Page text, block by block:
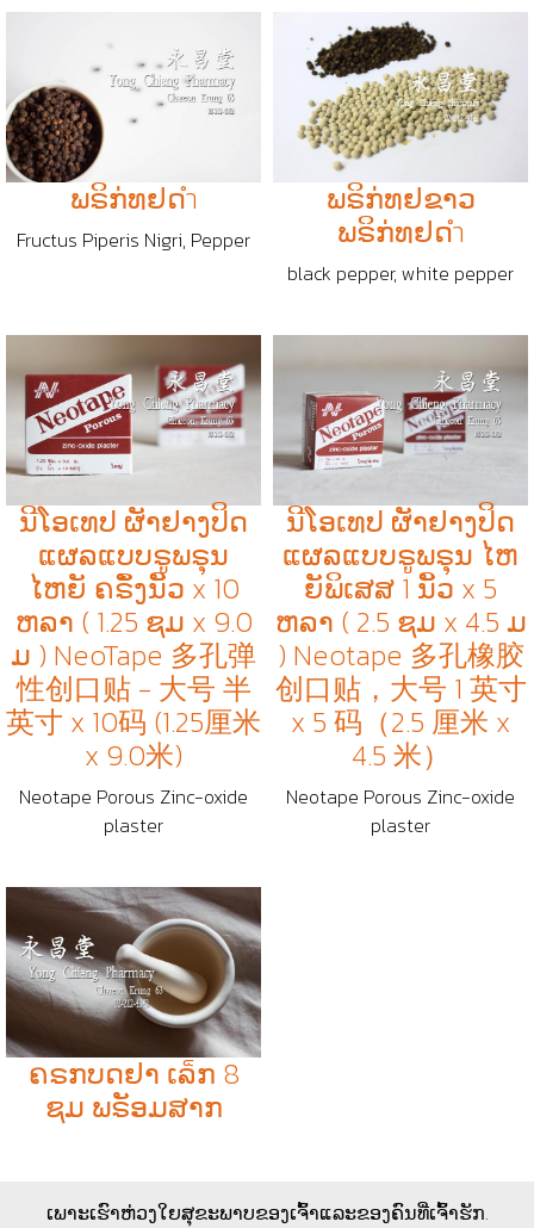
ພຣິກ່ທຢດำ
Fructus Piperis Nigri, Pepper
ພຣິກ່ທຢຂາວ
ພຣິກ່ທຢດำ
black pepper, white pepper
ນີໂອເທປ ຜັາຢາງປິດ
ແຜລແບບຣູພຣຸນ
ໄຫຍັ ຄຣຶັງນິັວ x 10
ຫລາ ( 1.25 ຊມ x 9.0
ມ ) NeoTape 多孔弹
性创口贴 - 大号 半
英寸 x 10码 (1.25厘米
x 9.0米)
Neotape Porous Zinc-oxide
plaster
ນີໂອເທປ ຜັາຢາງປິດ
ແຜລແບບຣູພຣຸນ ໄຫ
ຍັພິເສສ 1 ນິັວ x 5
ຫລາ ( 2.5 ຊມ x 4.5 ມ
) Neotape 多孔橡胶
创口贴，大号 1 英寸
x 5 码（2.5 厘米 x
4.5 米）
Neotape Porous Zinc-oxide
plaster
ຄຣກບດຢາ ເລ็ກ 8
ຊມ ພຣັອມສາກ
ເພາະເຮົາຫ່ວງໃຍສຸຂະພາບຂອງເຈົ້າແລະຂອງຄົນທີ່ເຈົ້າຮັກ.